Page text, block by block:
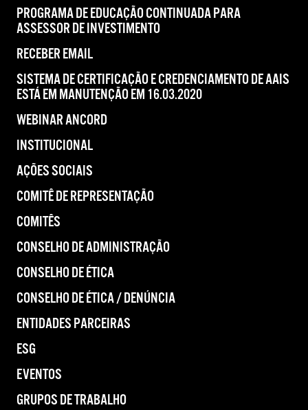
PROGRAMA DE EDUCAÇÃO CONTINUADA PARA
ASSESSOR DE INVESTIMENTO
RECEBER EMAIL
SISTEMA DE CERTIFICAÇÃO E CREDENCIAMENTO DE AAIS
ESTÁ EM MANUTENÇÃO EM 16.03.2020
WEBINAR ANCORD
INSTITUCIONAL
AÇÕES SOCIAIS
COMITÊ DE REPRESENTAÇÃO
COMITÊS
CONSELHO DE ADMINISTRAÇÃO
CONSELHO DE ÉTICA
CONSELHO DE ÉTICA / DENÚNCIA
ENTIDADES PARCEIRAS
ESG
EVENTOS
GRUPOS DE TRABALHO